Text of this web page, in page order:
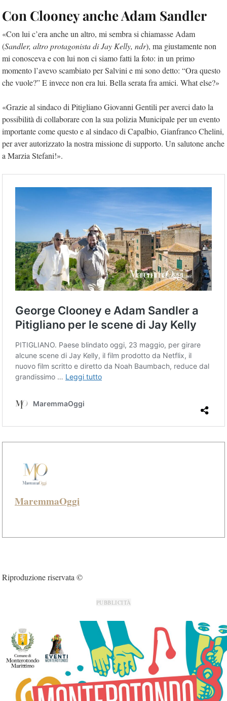
Con Clooney anche Adam Sandler
«Con lui c’era anche un altro, mi sembra si chiamasse Adam
(Sandler, altro protagonista di Jay Kelly, ndr), ma giustamente non
mi conosceva e con lui non ci siamo fatti la foto: in un primo
momento l’avevo scambiato per Salvini e mi sono detto: “Ora questo
che vuole?” E invece non era lui. Bella serata fra amici. What else?»
«Grazie al sindaco di Pitigliano Giovanni Gentili per averci dato la
possibilità di collaborare con la sua polizia Municipale per un evento
importante come questo e al sindaco di Capalbio, Gianfranco Chelini,
per aver autorizzato la nostra missione di supporto. Un salutone anche
a Marzia Stefani!».
MaremmaOggi
Riproduzione riservata ©
PUBBLICITÀ